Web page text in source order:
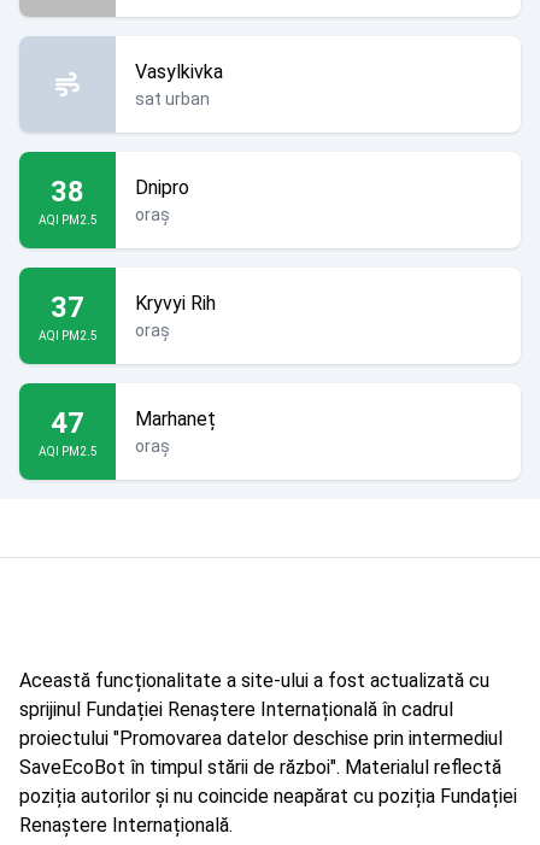
Vasylkivka
sat urban
38
AQI PM2.5
Dnipro
oraș
37
AQI PM2.5
Kryvyi Rih
oraș
47
AQI PM2.5
Marhaneț
oraș
Această funcționalitate a site-ului a fost actualizată cu
sprijinul Fundației Renaștere Internațională în cadrul
proiectului "Promovarea datelor deschise prin intermediul
SaveEcoBot în timpul stării de război". Materialul reflectă
poziția autorilor și nu coincide neapărat cu poziția Fundației
Renaștere Internațională.